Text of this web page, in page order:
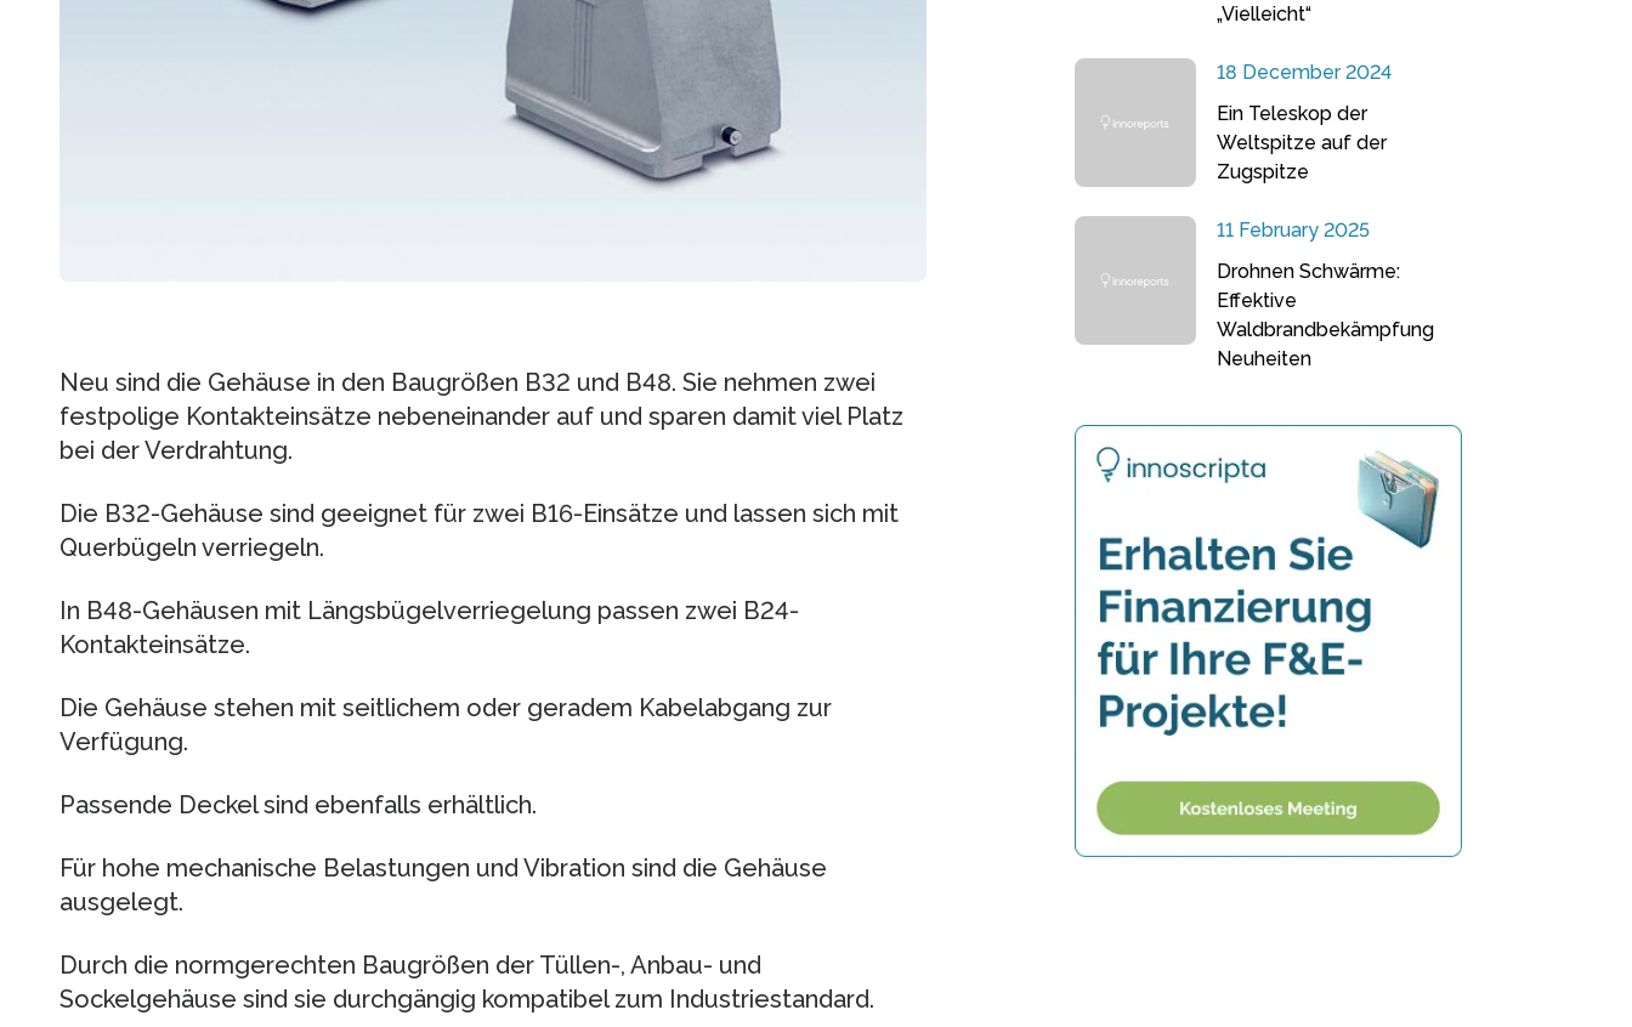
Neu sind die Gehäuse in den Baugrößen B32 und B48. Sie nehmen zwei
festpolige Kontakteinsätze nebeneinander auf und sparen damit viel Platz
bei der Verdrahtung.
Die B32-Gehäuse sind geeignet für zwei B16-Einsätze und lassen sich mit
Querbügeln verriegeln.
In B48-Gehäusen mit Längsbügelverriegelung passen zwei B24-
Kontakteinsätze.
Die Gehäuse stehen mit seitlichem oder geradem Kabelabgang zur
Verfügung.
Passende Deckel sind ebenfalls erhältlich.
Für hohe mechanische Belastungen und Vibration sind die Gehäuse
ausgelegt.
Durch die normgerechten Baugrößen der Tüllen-, Anbau- und
Sockelgehäuse sind sie durchgängig kompatibel zum Industriestandard.
„Vielleicht“
18 December 2024
Ein Teleskop der
Weltspitze auf der
Zugspitze
11 February 2025
Drohnen Schwärme:
Effektive
Waldbrandbekämpfung
Neuheiten